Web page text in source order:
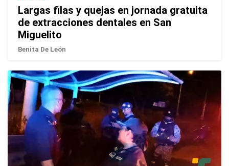
Largas filas y quejas en jornada gratuita
de extracciones dentales en San
Miguelito
Benita De León